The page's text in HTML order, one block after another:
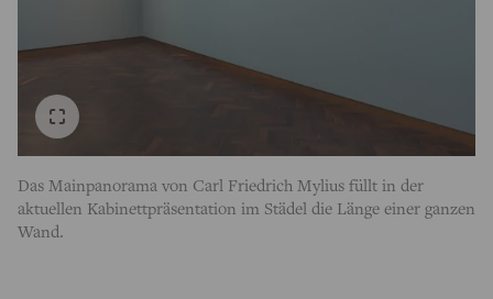
Das Mainpanorama von Carl Friedrich Mylius füllt in der
aktuellen Kabinettpräsentation im Städel die Länge einer ganzen
Wand.